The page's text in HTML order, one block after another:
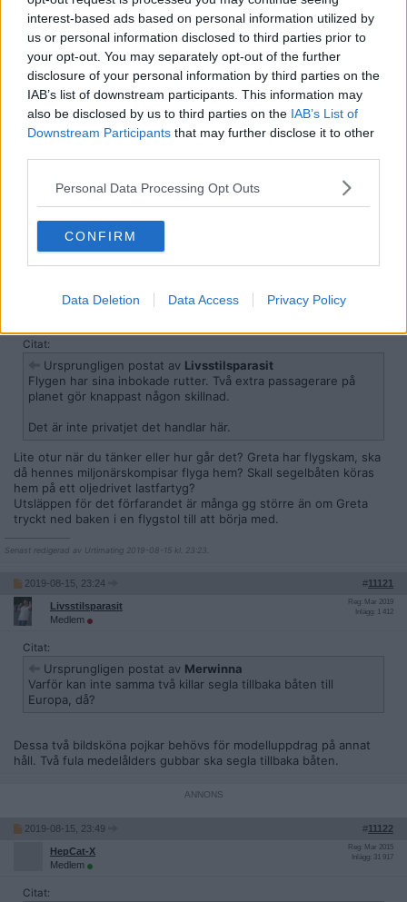
interest-based ads based on personal information utilized by
us or personal information disclosed to third parties prior to
your opt-out. You may separately opt-out of the further
disclosure of your personal information by third parties on the
IAB’s list of downstream participants. This information may
also be disclosed by us to third parties on the IAB’s List of
Downstream Participants that may further disclose it to other
Personal Data Processing Opt Outs
CONFIRM
Data Deletion Data Access Privacy Policy
2019-08-15, 23:17
Medlem
Reg: Mar 2019
Inlägg: 1 412
Citat:
Ursprungligen postat avUrtimating
Eller så ställer man den på något av de fartyg som
transporterar yachts fram och tillbaka mellan Karibien och
Medelhavet.
Flygen har sina inbokade rutter. Två extra passagerare på planet
Urtimating
Citat:
Ursprungligen postat av Livsstilsparasit
Flygen har sina inbokade rutter. Två extra passagerare på
planet gör knappast någon skillnad.
Det är inte privatjet det handlar här.
Lite otur när du tänker eller hur går det? Greta har flygskam, ska
då hennes miljonärskompisar flyga hem? Skall segelbåten köras
hem på ett oljedrivet lastfartyg?
Utsläppen för det förfarandet är många gg större än om Greta
tryckt ned baken i en flygstol till att börja med.
Senast redigerad av Urtimating 2019-08-15 kl. 23:23.
2019-08-15, 23:24 #11121
Livsstilsparasit
Medlem
Reg: Mar 2019
Inlägg: 1 412
Citat:
Ursprungligen postat av Merwinna
Varför kan inte samma två killar segla tillbaka båten till
Europa, då?
Dessa två bildsköna pojkar behövs för modelluppdrag på annat
håll. Två fula medelålders gubbar ska segla tillbaka båten.
2019-08-15, 23:49 #11122
HepCat-X
Medlem
Reg: Mar 2015
Inlägg: 31 917
Citat: